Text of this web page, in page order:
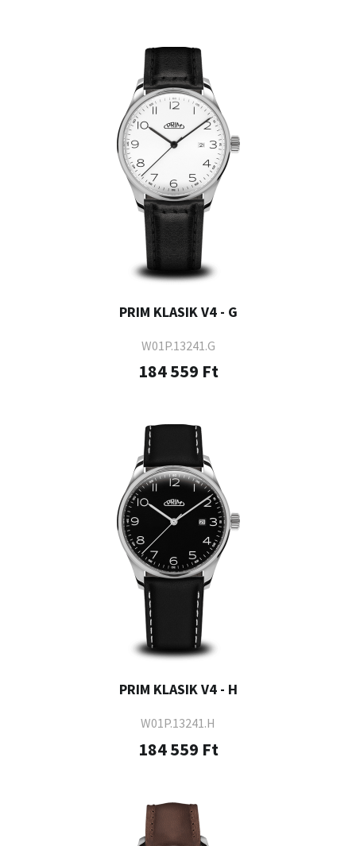
PRIM KLASIK V4 - G
W01P.13241.G
184 559 Ft
PRIM KLASIK V4 - H
W01P.13241.H
184 559 Ft